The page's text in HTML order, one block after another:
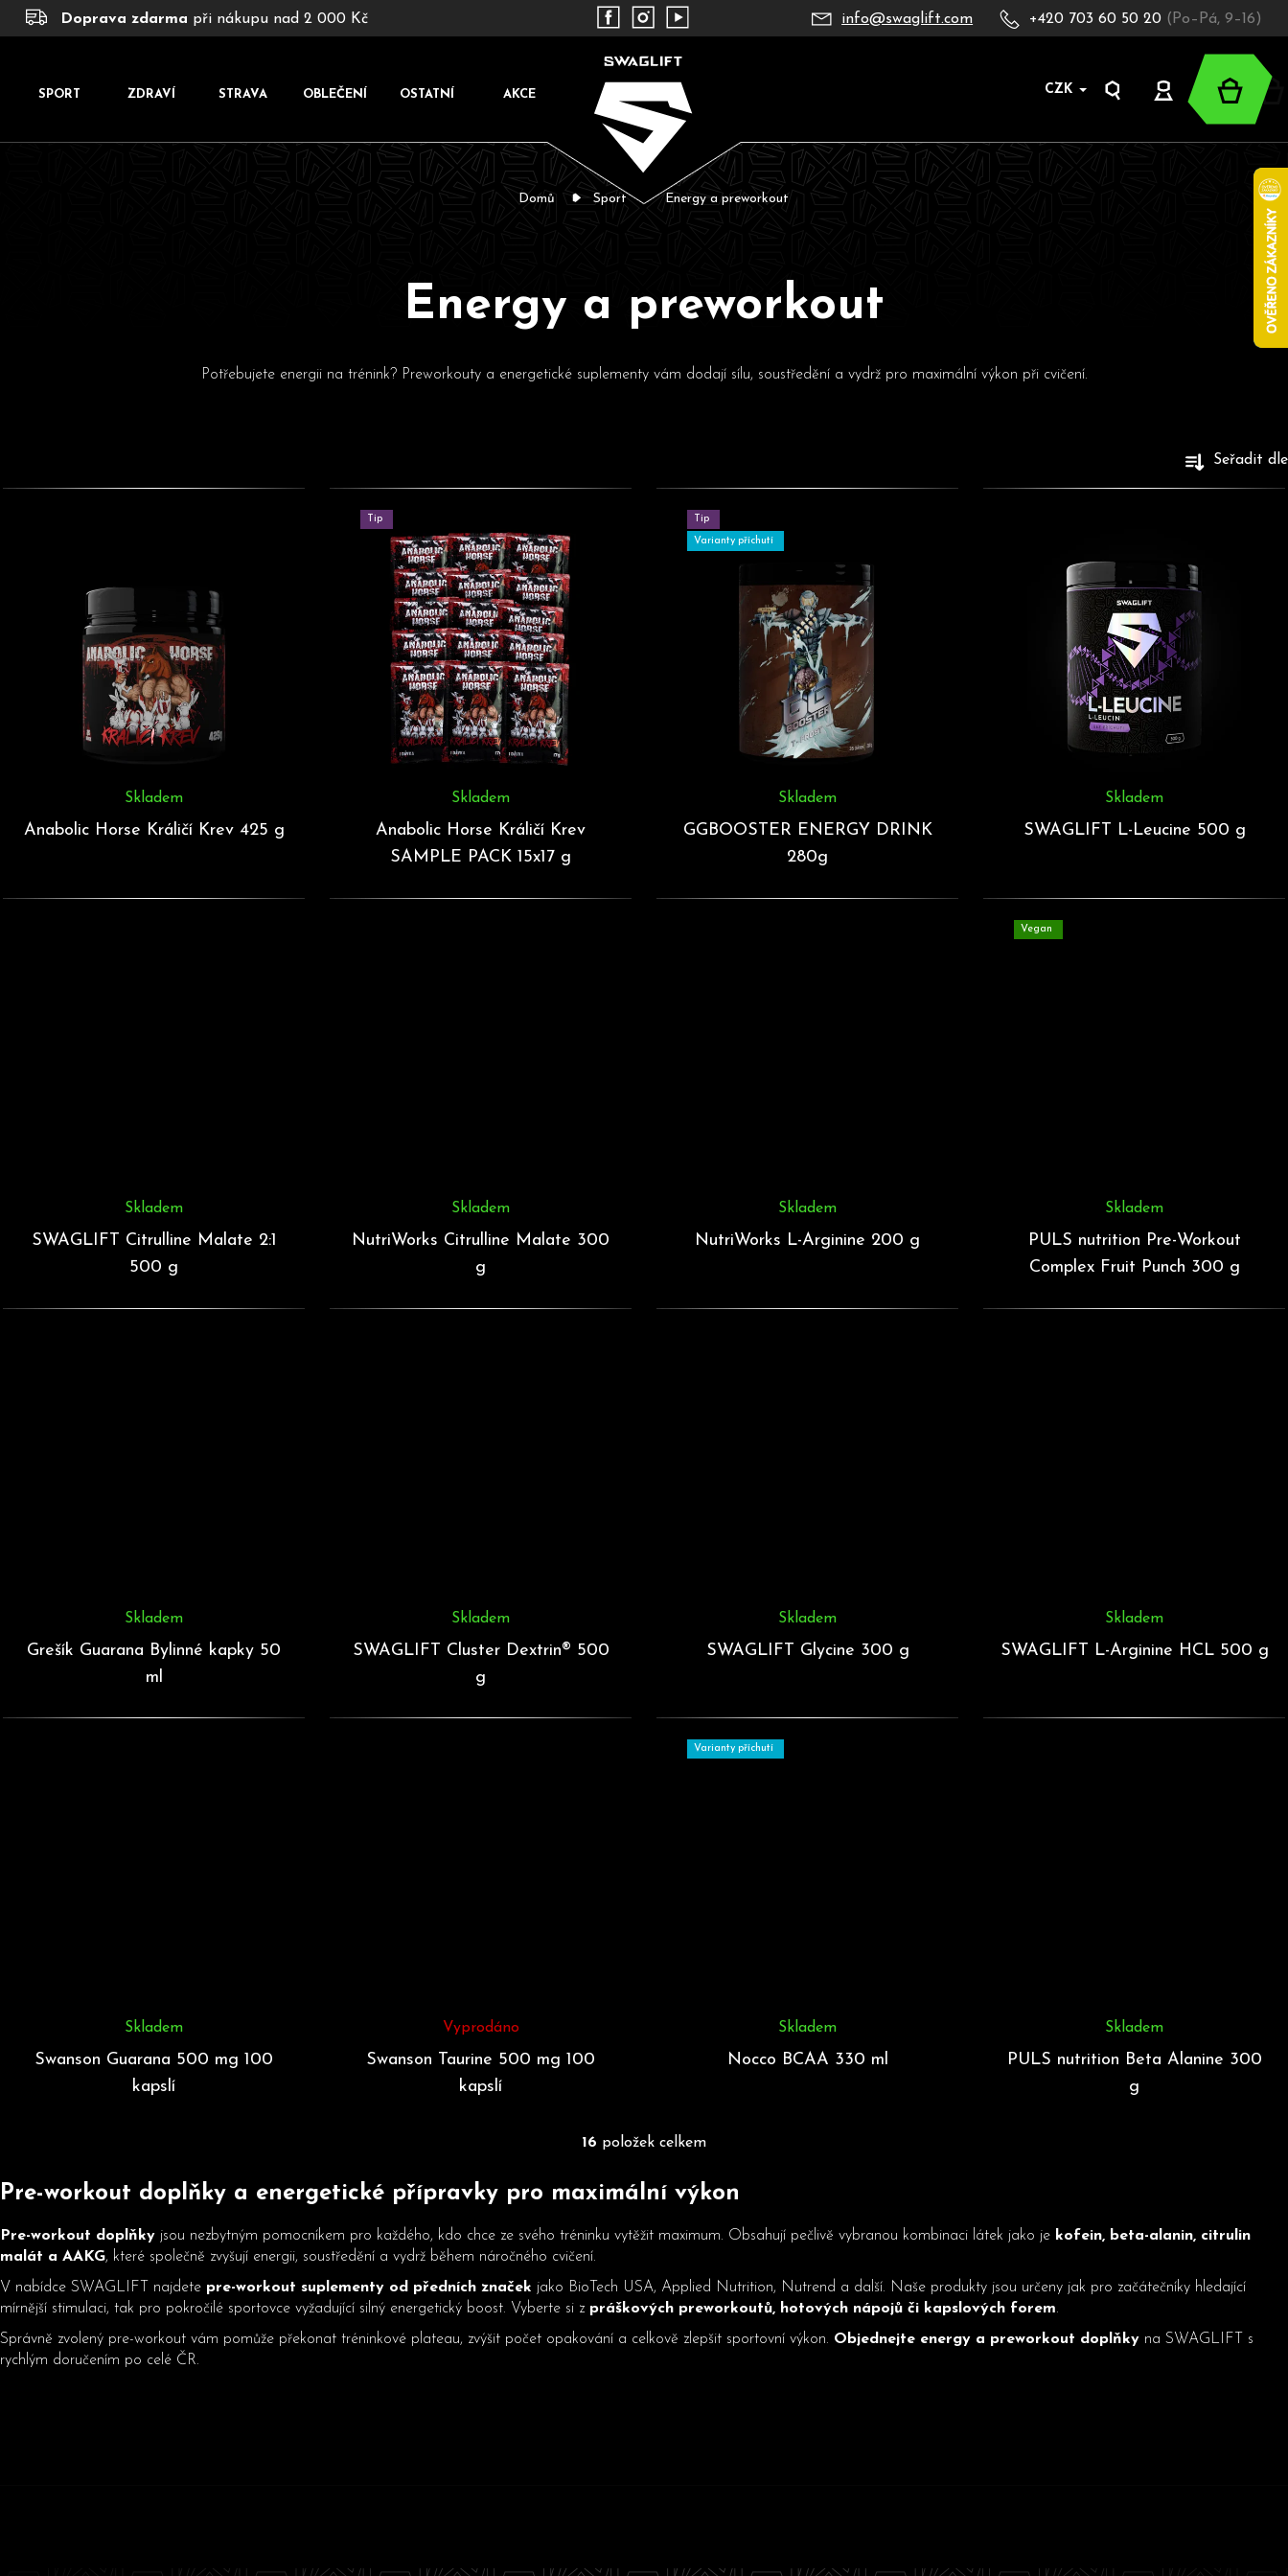
Přejít
Doprava zdarma při nákupu nad 2 000 Kč info@swaglift.com +420 703 60 50 20 (Po–Pá, 9–16)
SPORT ZDRAVÍ STRAVA OBLEČENÍ OSTATNÍ AKCE CZK
Hledat
Přihlášení
košík
Domů Sport Energy a preworkout
Energy a preworkout
Potřebujete energii na trénink? Preworkouty a energetické suplementy vám dodají sílu, soustředění a vydrž pro maximální výkon při cvičení.
Seřadit dle
ý
Anabolic Horse Králičí Krev 425 g
Skladem
Tip
Anabolic Horse Králičí Krev
SAMPLE PACK 15x17 g
Skladem
Tip
Varianty příchutí
GGBOOSTER ENERGY DRINK
280g
Skladem
SWAGLIFT L-Leucine 500 g
Skladem
SWAGLIFT Citrulline Malate 2:1
500 g
Skladem
NutriWorks Citrulline Malate 300
g
Skladem
NutriWorks L-Arginine 200 g
Skladem
Vegan
PULS nutrition Pre-Workout
Complex Fruit Punch 300 g
Skladem
Grešík Guarana Bylinné kapky 50
ml
Skladem
SWAGLIFT Cluster Dextrin® 500
g
Skladem
SWAGLIFT Glycine 300 g
Skladem
SWAGLIFT L-Arginine HCL 500 g
Skladem
Swanson Guarana 500 mg 100
kapslí
Skladem
Swanson Taurine 500 mg 100
kapslí
Vyprodáno
Varianty příchutí
Nocco BCAA 330 ml
Skladem
PULS nutrition Beta Alanine 300
g
Skladem
O
d
c
p
r
16 položek celkem
Pre-workout doplňky a energetické přípravky pro maximální výkon
Pre-workout doplňky jsou nezbytným pomocníkem pro každého, kdo chce ze svého tréninku vytěžit maximum. Obsahují pečlivě vybranou kombinaci látek jako je kofein, beta-alanin, citrulin
malát a AAKG, které společně zvyšují energii, soustředění a vydrž během náročného cvičení.
V nabídce SWAGLIFT najdete pre-workout suplementy od předních značek jako BioTech USA, Applied Nutrition, Nutrend a další. Naše produkty jsou určeny jak pro začátečníky hledající
mírnější stimulaci, tak pro pokročilé sportovce vyžadující silný energetický boost. Vyberte si z práškových preworkoutů, hotových nápojů či kapslových forem.
Správně zvolený pre-workout vám pomůže překonat tréninkové plateau, zvýšit počet opakování a celkově zlepšit sportovní výkon. Objednejte energy a preworkout doplňky na SWAGLIFT s
rychlým doručením po celé ČR.
o
Co potřebujete najít?